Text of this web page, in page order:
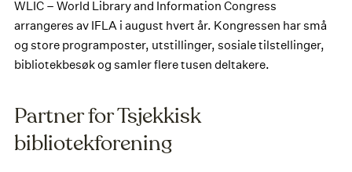
WLIC – World Library and Information Congress
arrangeres av IFLA i august hvert år. Kongressen har små
og store programposter, utstillinger, sosiale tilstellinger,
bibliotekbesøk og samler flere tusen deltakere.
Partner for Tsjekkisk
bibliotekforening